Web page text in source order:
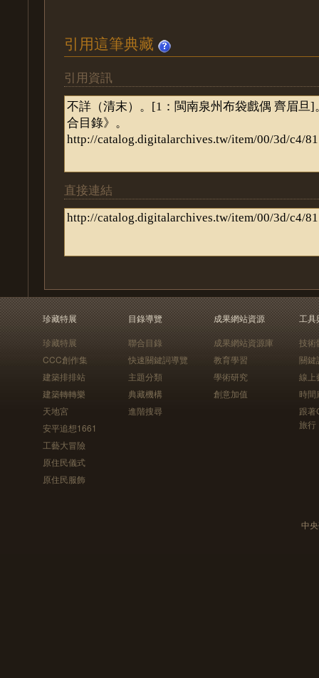
引用這筆典藏
引用資訊
直接連結
珍藏特展
珍藏特展
CCC創作集
建築排排站
建築轉轉樂
天地宮
安平追想1661
工藝大冒險
原住民儀式
原住民服飾
目錄導覽
聯合目錄
快速關鍵詞導覽
主題分類
典藏機構
進階搜尋
成果網站資源
成果網站資源庫
教育學習
學術研究
創意加值
工具
技術
關鍵
線上
時間
跟
旅行
中